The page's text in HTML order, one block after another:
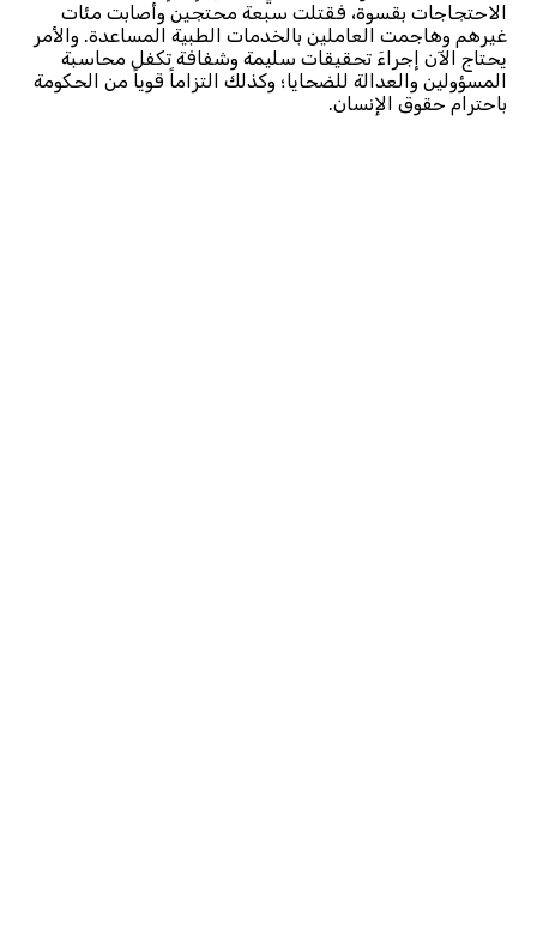
الاحتجاجات بقسوة، فقتلت سبعة محتجين وأصابت مئات
غيرهم وهاجمت العاملين بالخدمات الطبية المساعدة. والأمر
يحتاج الآن إجراءَ تحقيقات سليمة وشفافة تكفل محاسبة
المسؤولين والعدالة للضحايا؛ وكذلك التزاماً قوياً من الحكومة
باحترام حقوق الإنسان.